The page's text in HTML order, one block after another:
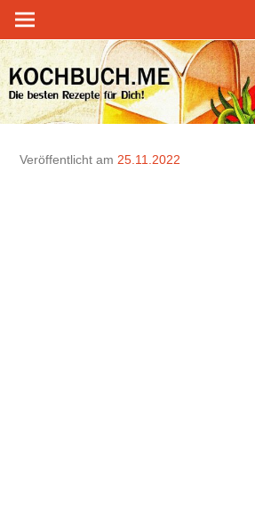
Zum
Inhalt
springen
Veröffentlicht am 25.11.2022